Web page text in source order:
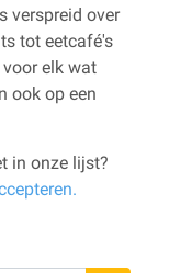
verspreid over
tot eetcafé's
elk wat
ook op een
in onze lijst?